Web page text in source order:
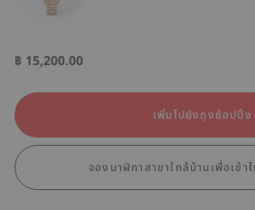
฿ 15,200.00
เพิ่มไปยังถุงช้อปปิ้ง
จองนาฬิกาสาขาใกล้บ้านเพื่อเข้า